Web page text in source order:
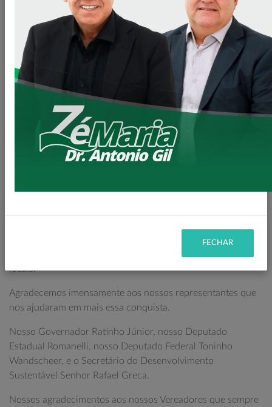
Essa semana recebemos a aprovação do projeto do Parque
Ambiental Maranata, uma importante obra que será
realizada na erosão do Maranata.
Serão mais de 3 milhões em investimentos através da
Secretária de Estado do Desenvolvimento Sustentável para
ser mais exato, R$ 3.130.000,85 (três milhões, cento e trinta
mil reais com oitenta e cinco centavos).
Essa Obra irá proporcionar aos nossos munícipes mais um
espaço de lazer em nossa cidade.
Mais um local que vamos revitalizar garantindo uma
melhoria no bairro que trará valorização a todos imóveis
locais.
Agradecemos imensamente aos nossos representantes que
nos ajudaram em mais essa conquista.
Nosso Governador Ratinho Júnior, nosso Deputado
Estadual Romanelli, nosso Deputado Federal Toninho
Wandscheer, e o Secretário do Desenvolvimento
Sustentável Senhor Rafael Greca.
Nossos agradecimentos aos nossos Vereadores que sempre
FECHAR